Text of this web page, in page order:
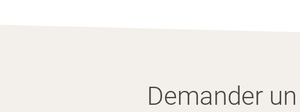
Demander